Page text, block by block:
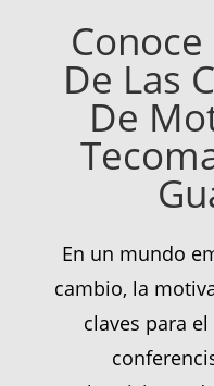
De Las
De
En un mundo
cambio, la
claves para